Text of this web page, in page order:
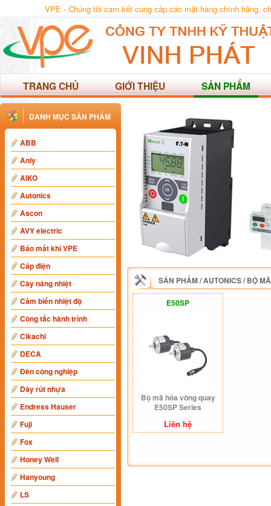
VPE - Chúng tôi cam kết cung cấp các mặt hàng chính hãng,
TRANG CHỦ GIỚI THIỆU SẢN PHẨM
DANH MỤC SẢN PHẨM
ABB
Anly
AIKO
Autonics
Ascon
AVY electric
Báo mất khí VPE
Cáp điện
Cây nâng nhiệt
Cảm biến nhiệt độ
Công tắc hành trình
Cikachi
DECA
Đèn công nghiệp
Dây rút nhựa
Endress Hauser
Fuji
Fox
Honey Well
Hanyoung
LS
SẢN PHẨM/AUTONICS/BỘ
E50SP
Bộ mã hóa vòng quay
E50SP Series
Liên hệ